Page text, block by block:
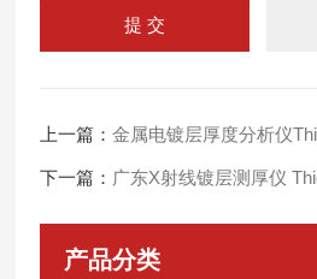
上一篇：金属电镀层厚度分析仪
下一篇： 广东X射线镀层测厚仪
产品分类